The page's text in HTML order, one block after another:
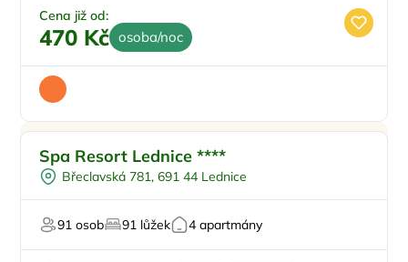
Cena již od:
470 Kč osoba/noc
Polopenze
Vířivka
Pro relaxaci
Spa Resort Lednice ****
Břeclavská 781, 691 44 Lednice
91 osob 91 lůžek 4 apartmány